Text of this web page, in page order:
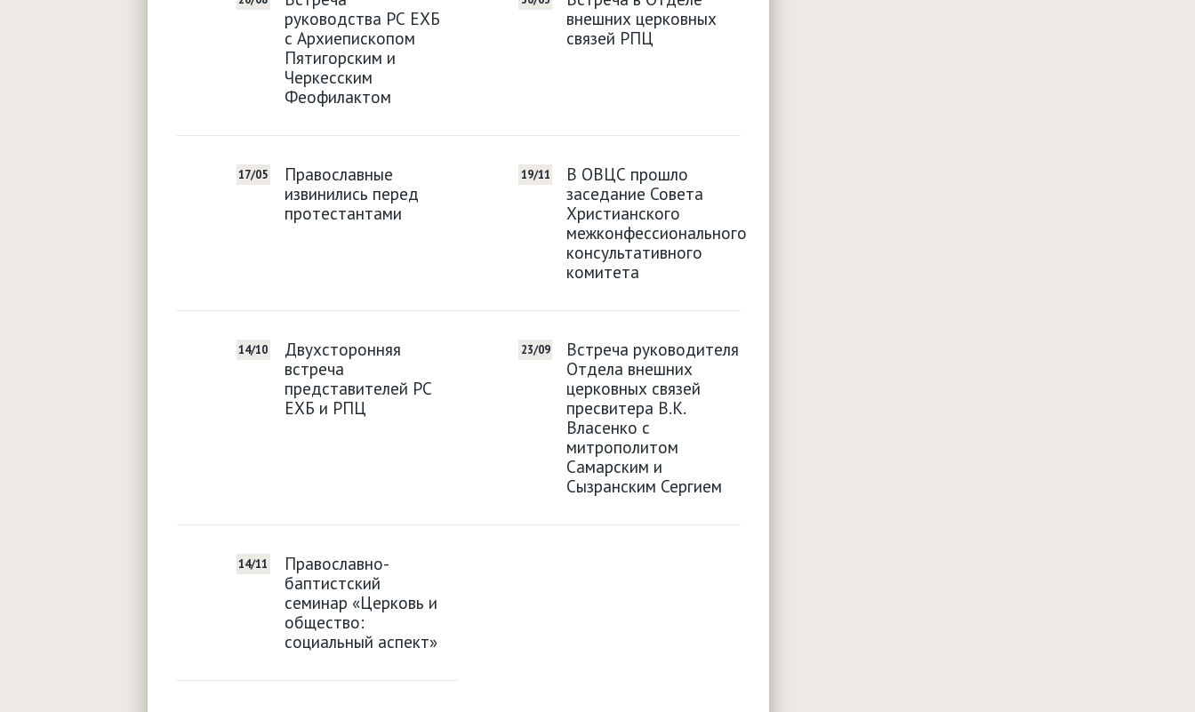
руководства РС ЕХБ
с Архиепископом
Пятигорским и
Черкесским
Феофилактом
внешних церковных
связей РПЦ
17/05
Православные
извинились перед
протестантами
19/11
В ОВЦС прошло
заседание Совета
Христианского
межконфессионального
консультативного
комитета
14/10
Двухсторонняя
встреча
представителей РС
ЕХБ и РПЦ
23/09
Встреча руководителя
Отдела внешних
церковных связей
пресвитера В.К.
Власенко с
митрополитом
Самарским и
Сызранским Сергием
14/11
Православно-
баптистский
семинар «Церковь и
общество:
социальный аспект»